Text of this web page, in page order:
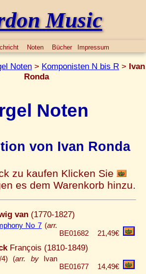
Music
Noten Bücher Impressum
Noten > Komponisten N bis R > Ivan
Ronda
Noten
von Ivan Ronda
zu kaufen Klicken Sie
es dem Warenkorb hinzu.
van (1770-1827)
No 7 (arr.
BE01682 21,49€
François (1810-1849)
4) (arr. byIvan
BE01677 14,49€